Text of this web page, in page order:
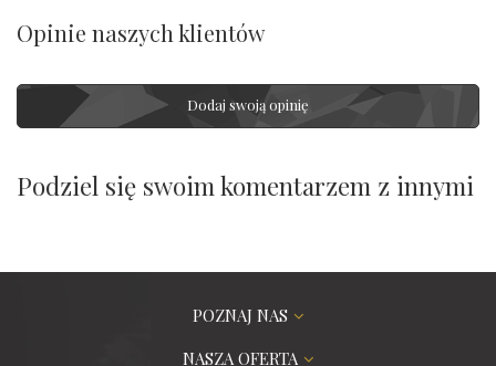
Opinie naszych klientów
Dodaj swoją opinię
Podziel się swoim komentarzem z innymi
POZNAJ NAS
NASZA OFERTA